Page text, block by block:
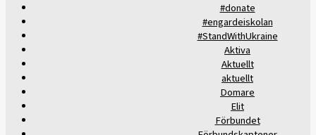
#donate
#engardeiskolan
#StandWithUkraine
Aktiva
Aktuellt
aktuellt
Domare
Elit
Förbundet